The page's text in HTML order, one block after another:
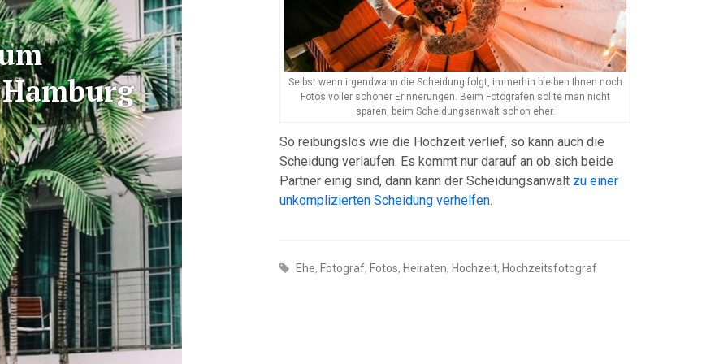
Selbst wenn irgendwann die Scheidung folgt, immerhin bleiben Ihnen noch
Fotos voller schöner Erinnerungen. Beim Fotografen sollte man nicht
sparen, beim Scheidungsanwalt schon eher.
So reibungslos wie die Hochzeit verlief, so kann auch die
Scheidung verlaufen. Es kommt nur darauf an ob sich beide
Partner einig sind, dann kann der Scheidungsanwalt zu einer
unkomplizierten Scheidung verhelfen.
Ehe, Fotograf, Fotos, Heiraten, Hochzeit, Hochzeitsfotograf